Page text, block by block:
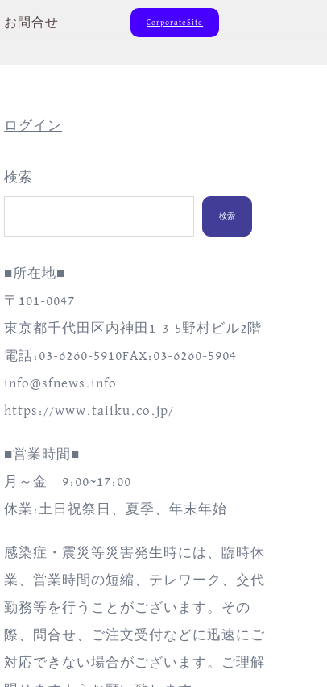
お問合せ CorporateSite
ログイン
検索
検索
■所在地■
〒101-0047
東京都千代田区内神田1-3-5野村ビル2階
電話:03-6260-5910FAX:03-6260-5904
info@sfnews.info
https://www.taiiku.co.jp/
■営業時間■
月～金 9:00~17:00
休業:土日祝祭日、夏季、年末年始
感染症・震災等災害発生時には、臨時休
業、営業時間の短縮、テレワーク、交代
勤務等を行うことがございます。その
際、問合せ、ご注文受付などに迅速にご
対応できない場合がございます。ご理解